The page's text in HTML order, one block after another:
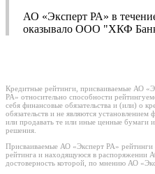
АО «Эксперт РА» в
оказывало ООО "ХКФ
Кредитные рейтинги, присваиваемые АО
РА» относительно способности
себя финансовые обязательства и (или) о
обязательств и не являются
или продавать те или иные ценные бумаги
решения.
Присваиваемые АО «Эксперт РА»
рейтинга и находящуюся в распоряжении
достоверность которой, по мнению АО